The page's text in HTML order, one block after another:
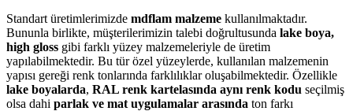
Standart üretimlerimizde mdflam malzeme kullanılmaktadır.
Bununla birlikte, müşterilerimizin talebi doğrultusunda lake boya,
high gloss gibi farklı yüzey malzemeleriyle de üretim
yapılabilmektedir. Bu tür özel yüzeylerde, kullanılan malzemenin
yapısı gereği renk tonlarında farklılıklar oluşabilmektedir. Özellikle
lake boyalarda, RAL renk kartelasında aynı renk kodu seçilmiş
olsa dahi parlak ve mat uygulamalar arasında ton farkı